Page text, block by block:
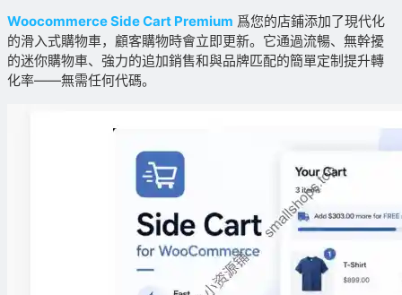
Woocommerce Side Cart Premium 爲您的店鋪添加了現代化
的滑入式購物車，顧客購物時會立即更新。它通過流暢、無幹擾
的迷你購物車、強力的追加銷售和與品牌匹配的簡單定制提升轉
化率——無需任何代碼。